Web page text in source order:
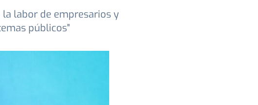
labor de empresarios y
públicos"